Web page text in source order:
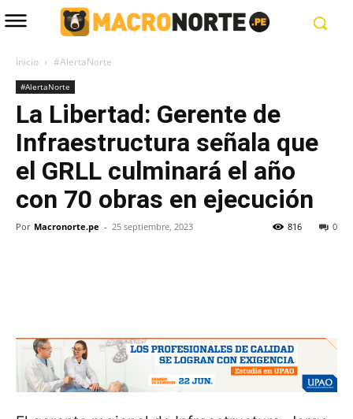
Inicio #AlertaNorte
#AlertaNorte
La Libertad: Gerente de
Infraestructura señala que
el GRLL culminará el año
con 70 obras en ejecución
Por Macronorte.pe - 25 septiembre, 2023 0
816